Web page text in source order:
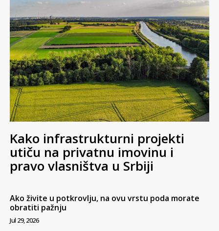
Kako infrastrukturni projekti
utiču na privatnu imovinu i
pravo vlasništva u Srbiji
Ako živite u potkrovlju, na ovu vrstu poda morate
obratiti pažnju
Jul 29, 2026